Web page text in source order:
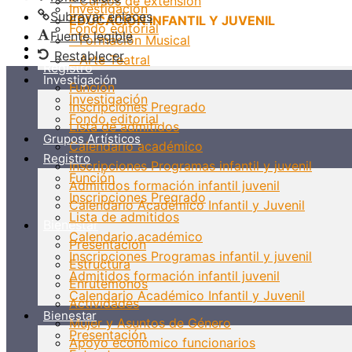
Investigación
Fondo editorial
Grupos Artísticos
Registro
Función
Inscripciones Pregrado
Lista de admitidos
Calendario académico
Inscripciones Programas infantil y juvenil
Admitidos formación infantil juvenil
Calendario Académico Infantil y Juvenil
Bienestar
Presentación
Estructura
Enrutemonos
Actividades
Mujer y Asuntos de Género
Apoyo económico funcionarios
EDUCACIÓN INFANTIL Y JUVENIL
– Formación Musical
– Arte Teatral
Investigación
Investigación
Fondo editorial
Grupos Artísticos
Registro
Función
Inscripciones Pregrado
Lista de admitidos
Calendario académico
Inscripciones Programas infantil y juvenil
Admitidos formación infantil juvenil
Calendario Académico Infantil y Juvenil
Bienestar
Presentación
Subrayar enlaces
Fuente legible
Restablecer